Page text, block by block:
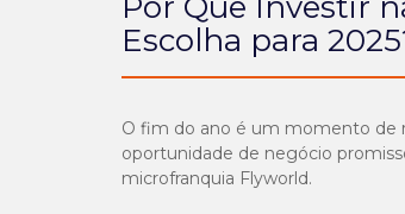
Escolha para
O fim do ano é um momento de
oportunidade de negócio
microfranquia Flyworld.